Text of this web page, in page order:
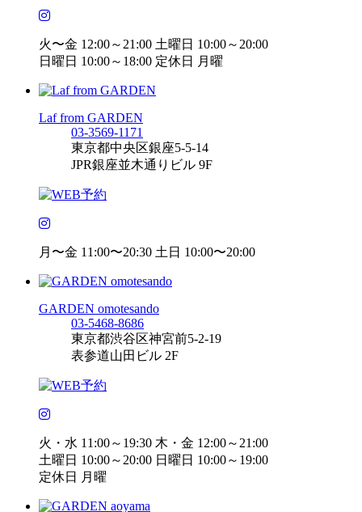
火〜金 12:00～21:00 土曜日 10:00～20:00
日曜日 10:00～18:00 定休日 月曜
Laf from GARDEN
03-3569-1171
東京都中央区銀座5-5-14
JPR銀座並木通りビル 9F
月〜金 11:00〜20:30 土日 10:00〜20:00
GARDEN omotesando
03-5468-8686
東京都渋谷区神宮前5-2-19
表参道山田ビル 2F
火・水 11:00～19:30 木・金 12:00～21:00
土曜日 10:00～20:00 日曜日 10:00～19:00
定休日 月曜